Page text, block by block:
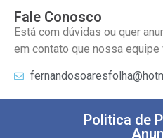
Fale Conosco
Está com dúvidas ou quer
em contato que nossa equipe
Politica de